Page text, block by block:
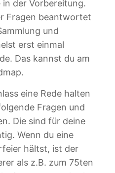
Fragen beantwortet
und
erst einmal
Das kannst du am
eine Rede halten
Fragen und
Die sind für deine
Wenn du eine
hältst, ist der
als z.B. zum 75ten